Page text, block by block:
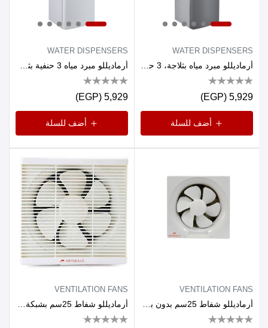
WATER DISPENSERS
5,929 (EGP)
أضف للسلة
WATER DISPENSERS
5,929 (EGP)
أضف للسلة
VENTILATION FANS
VENTILATION FANS